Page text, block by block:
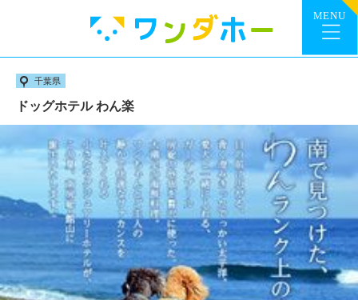
千葉県
ドッグホテル わん楽